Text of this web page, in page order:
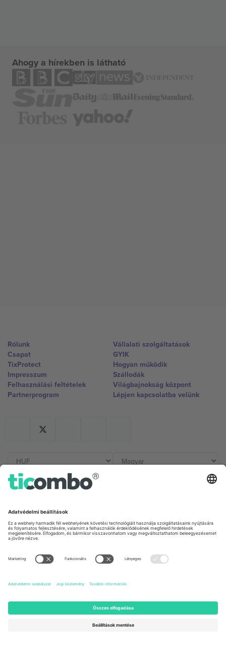
Ahogy a hírekben is látható
Rólunk
Csapat
TixProtect
Impresszum
Felhasználási feltételek
Partnerprogram
Vállalati szolgáltatások
GYIK
Hogyan működik
Szállodák
Világbajnokság központ
Lépjen kapcsolatba velünk
Germany
Unter den Linden 24, 10117
Berlin, Germany
United Kingdom
167 City Road, London, Greater
Newark, Delaware 19713, United
States
Engelberg, Switzerland